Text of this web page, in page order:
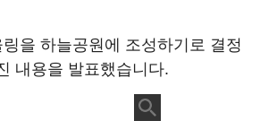
을 하늘공원에 조성하기로 결정
내용을 발표했습니다.